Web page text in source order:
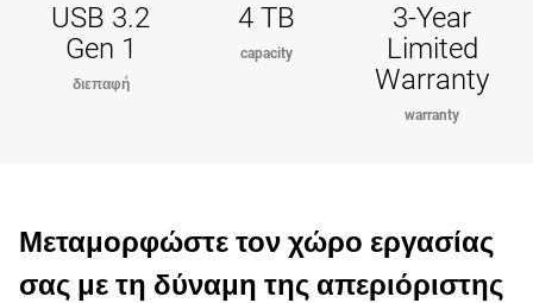
USB 3.2
Gen 1
διεπαφή
4 TB
capacity
3-Year
Limited
Warranty
warranty
Μεταμορφώστε τον χώρο εργασίας
σας με τη δύναμη της απεριόριστης